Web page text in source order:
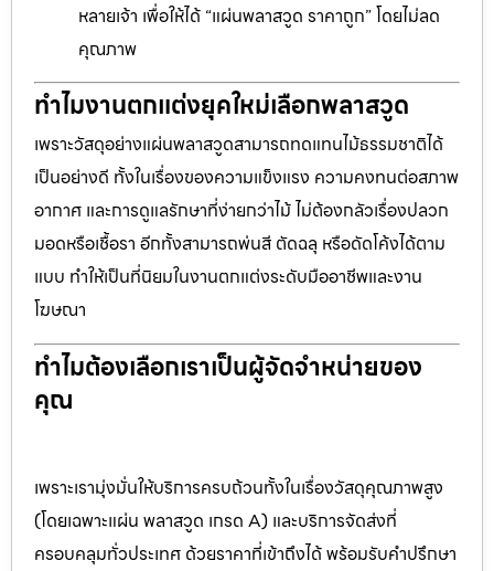
หลายเจ้า เพื่อให้ได้ “แผ่นพลาสวูด ราคาถูก” โดยไม่ลด
คุณภาพ
ทำไมงานตกแต่งยุคใหม่เลือกพลาสวูด
เพราะวัสดุอย่างแผ่นพลาสวูดสามารถทดแทนไม้ธรรมชาติได้
เป็นอย่างดี ทั้งในเรื่องของความแข็งแรง ความคงทนต่อสภาพ
อากาศ และการดูแลรักษาที่ง่ายกว่าไม้ ไม่ต้องกลัวเรื่องปลวก
มอดหรือเชื้อรา อีกทั้งสามารถพ่นสี ตัดฉลุ หรือดัดโค้งได้ตาม
แบบ ทำให้เป็นที่นิยมในงานตกแต่งระดับมืออาชีพและงาน
โฆษณา
ทำไมต้องเลือกเราเป็นผู้จัดจำหน่ายของ
คุณ
เพราะเรามุ่งมั่นให้บริการครบถ้วนทั้งในเรื่องวัสดุคุณภาพสูง
(โดยเฉพาะแผ่น พลาสวูด เกรด A) และบริการจัดส่งที่
ครอบคลุมทั่วประเทศ ด้วยราคาที่เข้าถึงได้ พร้อมรับคำปรึกษา